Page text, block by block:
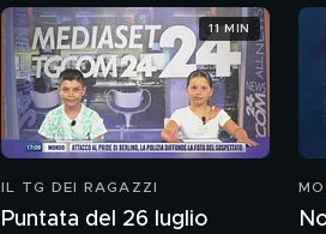
IL TG DEI RAGAZZI
Puntata del 26 luglio
11 MIN